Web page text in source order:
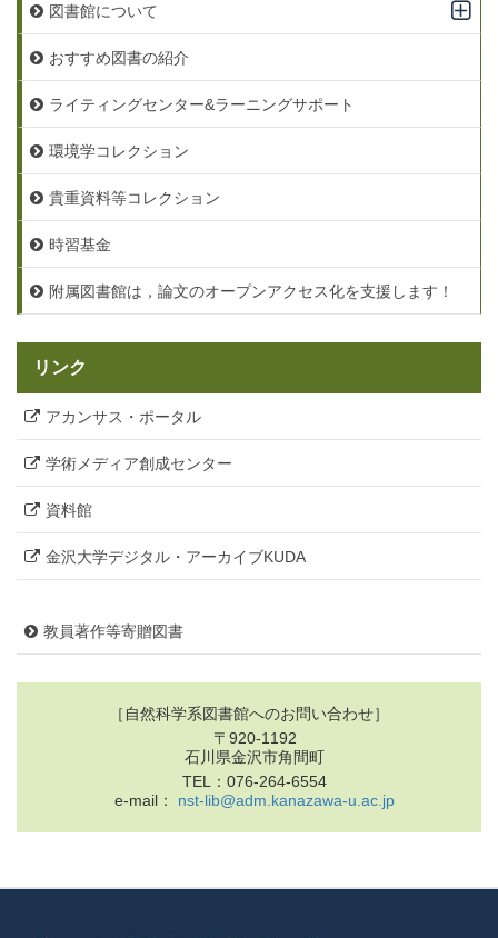
図書館について
おすすめ図書の紹介
ライティングセンター&ラーニングサポート
環境学コレクション
貴重資料等コレクション
時習基金
附属図書館は，論文のオープンアクセス化を支援します！
リンク
アカンサス・ポータル
学術メディア創成センター
資料館
金沢大学デジタル・アーカイブKUDA
教員著作等寄贈図書
［自然科学系図書館へのお問い合わせ］
〒920-1192
石川県金沢市角間町
TEL：076-264-6554
e-mail： nst-lib@adm.kanazawa-u.ac.jp